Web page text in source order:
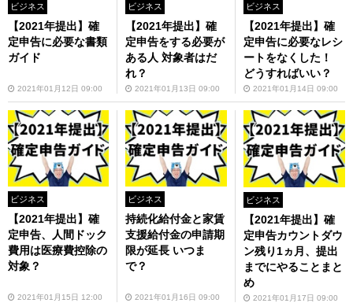
ビジネス
【2021年提出】確
定申告に必要な書類
ガイド
2021年01月12日 09:00
ビジネス
【2021年提出】確
定申告をする必要が
ある人 対象者はだ
れ？
2021年01月13日 09:00
ビジネス
【2021年提出】確
定申告に必要なレシ
ートをなくした！
どうすればいい？
2021年01月14日 09:00
ビジネス
【2021年提出】確
定申告、人間ドック
費用は医療費控除の
対象？
2021年01月15日 12:00
ビジネス
持続化給付金と家賃
支援給付金の申請期
限が延長 いつま
で？
2021年01月16日 09:00
ビジネス
【2021年提出】確
定申告カウントダウ
ン残り1ヵ月、提出
までにやることまと
め
2021年01月17日 09:00